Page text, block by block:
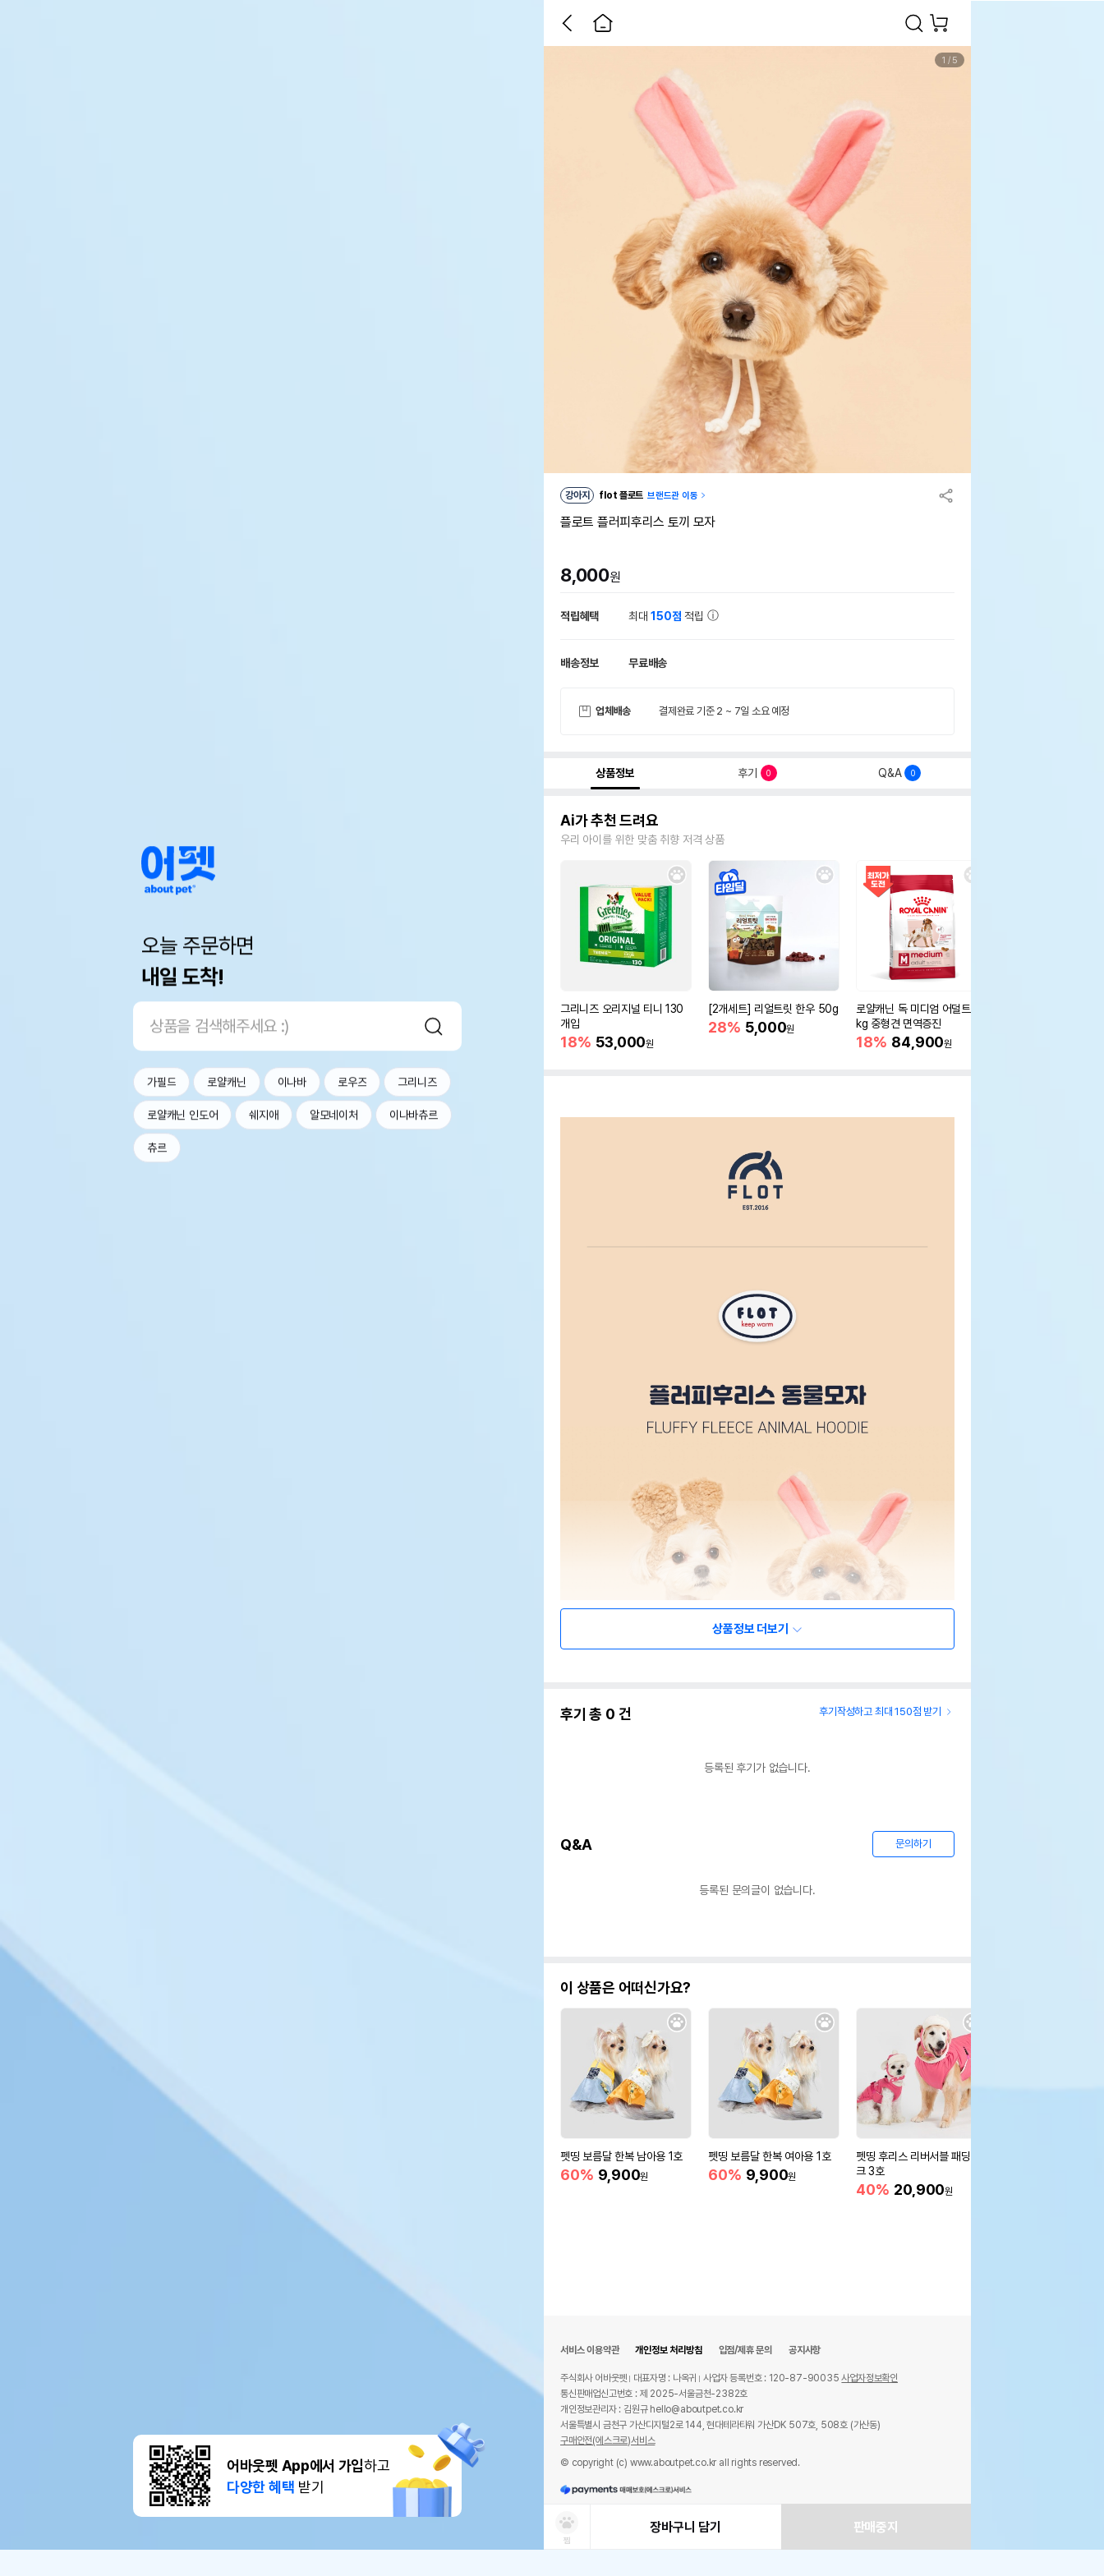
오늘 주문하면
내일 도착!
가필드 로얄캐닌 이나바 로우즈 그리니즈
로얄캐닌 인도어 쉐지애 알모네이처 이나바츄르
츄르
어바웃펫 App에서 가입하고
다양한 혜택 받기
1 / 5
강아지 flot 플로트 브랜드관 이동
플로트 플러피후리스 토끼 모자
8,000원
적립혜택 최대150점 적립
배송정보 무료배송
업체배송 결제완료 기준 2 ~ 7일 소요 예정
상품정보 후기 0 Q&A 0
Ai가 추천 드려요
우리 아이를 위한 맞춤 취향 저격 상품
그리니즈 오리지널 티니 130
개입
18% 53,000원
[2개세트] 리얼트릿 한우 50g
28% 5,000원
로얄캐닌 독 미디엄 어덜트 10
kg 중형견 면역증진
18% 84,900원
상품정보 더보기
후기 총 0 건 후기작성하고 최대 150점 받기
등록된 후기가 없습니다.
Q&A 문의하기
등록된 문의글이 없습니다.
이 상품은 어떠신가요?
펫띵 보름달 한복 남아용 1호
60% 9,900원
펫띵 보름달 한복 여아용 1호
60% 9,900원
펫띵 후리스 리버서블 패딩 핑
크 3호
40% 20,900원
찜
장바구니 담기 판매중지
서비스 이용약관 개인정보 처리방침 입점/제휴 문의 공지사항
주식회사 어바웃펫 대표자명 : 나옥귀 사업자 등록번호 : 120-87-90035사업자정보확인
통신판매업신고번호 : 제 2025-서울금천-2382호
개인정보관리자 : 김원규 hello@aboutpet.co.kr
서울특별시 금천구 가산디지털2로 144, 현대테라타워 가산DK 507호, 508호 (가산동)
구매안전(에스크로)서비스
© copyright (c) www.aboutpet.co.kr all rights reserved.